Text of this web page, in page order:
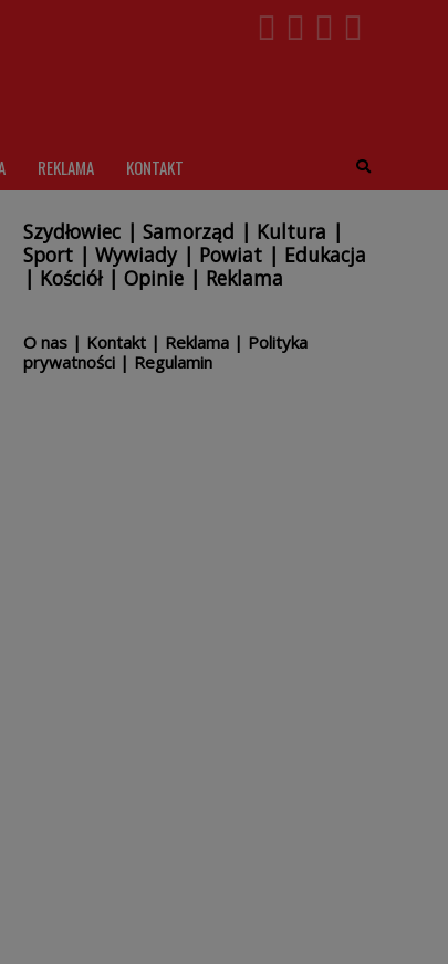
REKLAMA KONTAKT
Szydłowiec| Samorząd | Kultura |
Sport| Wywiady| Powiat| Edukacja
| Kościół| Opinie| Reklama
O nas| Kontakt| Reklama| Polityka
prywatności| Regulamin